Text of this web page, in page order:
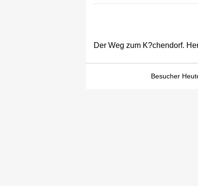
Der Weg zum K?chendorf.
Besucher